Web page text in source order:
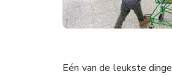
Eén van de leukste